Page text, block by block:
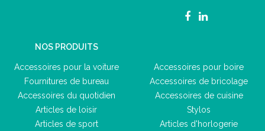
NOS PRODUITS
Accessoires pour la voiture
Fournitures de bureau
Accessoires du quotidien
Articles de loisir
Articles de sport
Accessoires pour boire
Accessoires de bricolage
Accessoires de cuisine
Stylos
Articles d'horlogerie